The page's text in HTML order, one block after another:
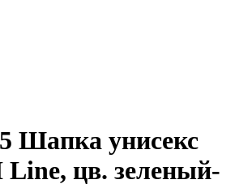
Шапка унисекс
цв. зеленый-